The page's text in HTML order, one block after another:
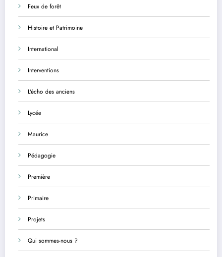
Feux de forêt
Histoire et Patrimoine
International
Interventions
L'écho des anciens
Lycée
Maurice
Pédagogie
Première
Primaire
Projets
Qui sommes-nous ?